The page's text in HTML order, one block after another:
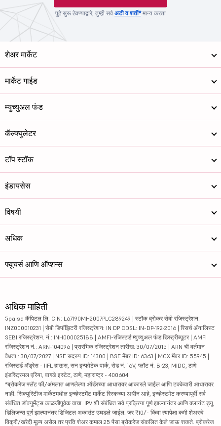
पुढे सुरू ठेवण्याद्वारे, तुम्ही सर्व अटी व शर्ती*मान्य करता
शेअर मार्केट
मार्केट गाईड
म्युच्युअल फंड
कॅल्क्युलेटर
टॉप स्टॉक
इंडायसेस
विषयी
अधिक
फ्यूचर्स आणि ऑप्शन्स
अधिक माहिती
5paisa कॅपिटल लि. CIN: L67190MH2007PLC289249 | स्टॉक ब्रोकर सेबी रजिस्ट्रेशन:
INZ000010231 | सेबी डिपॉझिटरी रजिस्ट्रेशन: IN DP CDSL: IN-DP-192-2016 | रिसर्च ॲनालिस्ट
SEBI रजिस्ट्रेशन. नं.: INH000025188 | AMFI-रजिस्टर्ड म्युच्युअल फंड डिस्ट्रीब्यूटर | AMFI
रजिस्ट्रेशन नं.: ARN-104096 | प्रारंभिक रजिस्ट्रेशन तारीख: 30/07/2015 | ARN ची वर्तमान
वैधता : 30/07/2027 | NSE सदस्य ID: 14300 | BSE मेंबर ID: 6363 | MCX मेंबर ID: 55945 |
रजिस्टर्ड ॲड्रेस - IIFL हाऊस, सन इन्फोटेक पार्क, रोड नं. 16V, प्लॉट नं. B-23, MIDC, ठाणे
इंडस्ट्रियल एरिया, वागळे इस्टेट, ठाणे, महाराष्ट्र - 400604
*ब्रोकरेज फ्लॅट फी/अंमलात आणलेल्या ऑर्डरच्या आधारावर आकारले जाईल आणि टक्केवारी आधारावर
नाही. सिक्युरिटीज मार्केटमधील इन्व्हेस्टमेंट मार्केट रिस्कच्या अधीन आहे, इन्व्हेस्टमेंट करण्यापूर्वी सर्व
संबंधित डॉक्युमेंट्स काळजीपूर्वक वाचा. IPV शी संबंधित सर्व प्रक्रिया पूर्ण झाल्यानंतर आणि क्लायंट ड्यू
डिलिजन्स पूर्ण झाल्यानंतर डिजिटल अकाउंट उघडले जाईल. जर ₹10/- किंवा त्यापेक्षा कमी शेअरचे
विक्री/खरेदी मूल्य असेल तर प्रति शेअर कमाल 25 पैसा ब्रोकरेज संकलित केले जाऊ शकते. ब्रोकरेज